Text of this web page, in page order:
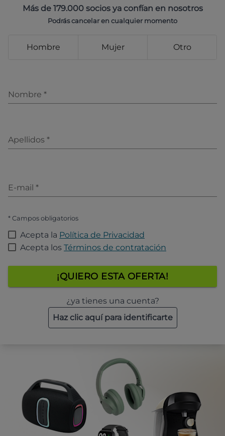
Más de 179.000 socios ya confían en nosotros
Podrás cancelar en cualquier momento
Hombre Mujer Otro
Nombre *
Apellidos *
E-mail *
* Campos obligatorios
Acepta la Política de Privacidad
Acepta los Términos de contratación
¡QUIERO ESTA OFERTA!
¿ya tienes una cuenta?
Haz clic aquí para identificarte